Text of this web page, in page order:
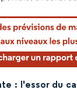
: l'essor du